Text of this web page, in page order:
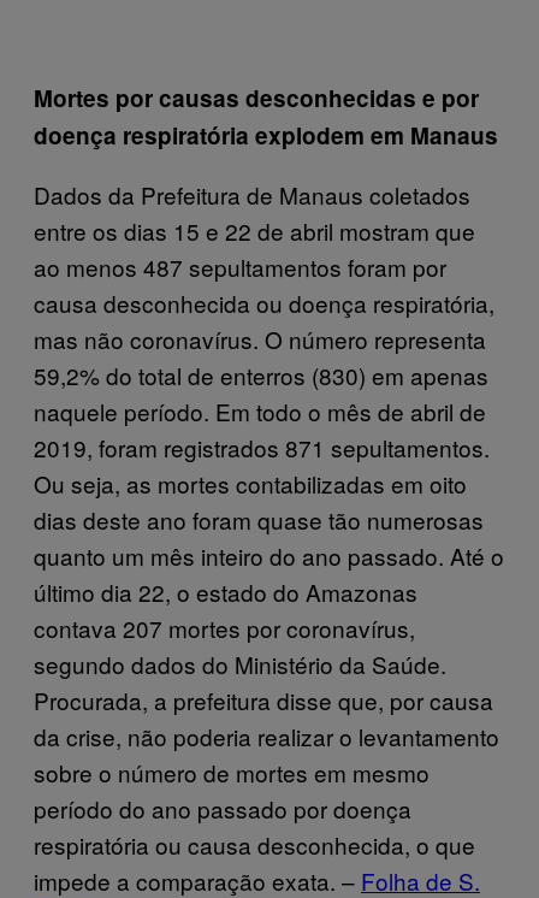
Mortes por causas desconhecidas e por
doença respiratória explodem em Manaus
Dados da Prefeitura de Manaus coletados
entre os dias 15 e 22 de abril mostram que
ao menos 487 sepultamentos foram por
causa desconhecida ou doença respiratória,
mas não coronavírus. O número representa
59,2% do total de enterros (830) em apenas
naquele período. Em todo o mês de abril de
2019, foram registrados 871 sepultamentos.
Ou seja, as mortes contabilizadas em oito
dias deste ano foram quase tão numerosas
quanto um mês inteiro do ano passado. Até o
último dia 22, o estado do Amazonas
contava 207 mortes por coronavírus,
segundo dados do Ministério da Saúde.
Procurada, a prefeitura disse que, por causa
da crise, não poderia realizar o levantamento
sobre o número de mortes em mesmo
período do ano passado por doença
respiratória ou causa desconhecida, o que
impede a comparação exata. – Folha de S.